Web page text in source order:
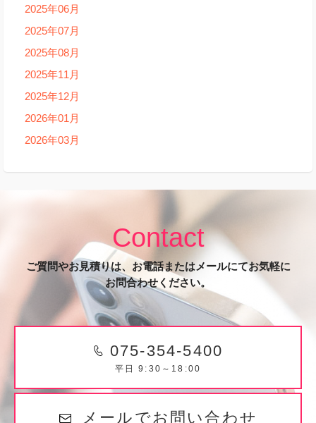
2025年06月
2025年07月
2025年08月
2025年11月
2025年12月
2026年01月
2026年03月
Contact
ご質問やお見積りは、お電話またはメールにてお気軽に
お問合わせください。
075-354-5400
平日 9:30～18:00
メールでお問い合わせ